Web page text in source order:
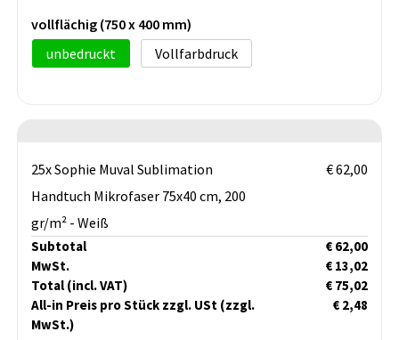
vollflächig (750 x 400 mm)
unbedruckt
Vollfarbdruck
25x Sophie Muval Sublimation
Handtuch Mikrofaser 75x40 cm, 200
gr/m² - Weiß
€ 62,00
Subtotal
€ 62,00
MwSt.
€ 13,02
Total (incl. VAT)
€ 75,02
All-in Preis pro Stück zzgl. USt (zzgl.
MwSt.)
€ 2,48